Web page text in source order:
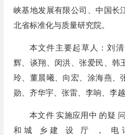
峡基地发展有限公司、中国长
北省标准化与质量研究院。
本文件主要起草人：刘
辉、谈翔、闵洪、张爱民、韩
玲、董晨曦、向宏、涂海燕、
勋、齐华宇、张雷、李响、李越
本文件 实施应用中 的疑
和城 乡建 设 厅 ， 电话